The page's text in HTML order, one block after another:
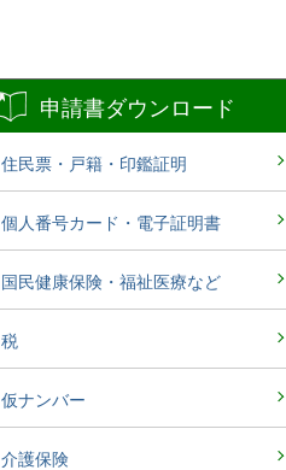
申請書ダウンロード
住民票・戸籍・印鑑証明
個人番号カード・電子証明書
国民健康保険・福祉医療など
税
仮ナンバー
介護保険